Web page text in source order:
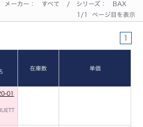
ーカー： すべて / シリーズ：
BAX
1/1 ページ目を表示
1
在庫数 単価
01